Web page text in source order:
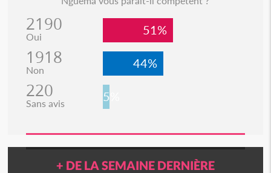
2190
Oui 51%
1918
Non 44%
220
Sans avis 5%
+ DE LA SEMAINE DERNIÈRE